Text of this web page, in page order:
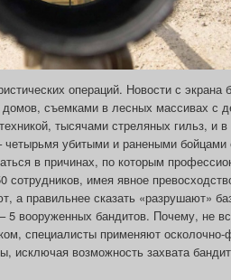
операций. Новости с экрана
съемками в лесных массивах с
тысячами стреляных гильз, и
убитыми и ранеными бойцами
в причинах, по которым
сотрудников, имея явное
а правильнее сказать «разрушают»
5 вооруженных бандитов. Почему, не
специалисты применяют
исключая возможность захвата